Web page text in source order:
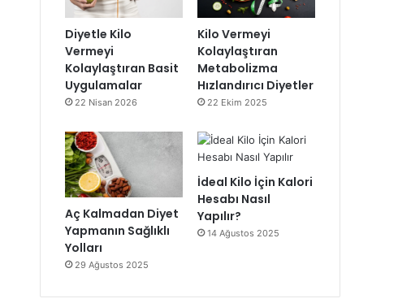
Diyetle Kilo
Vermeyi
Kolaylaştıran Basit
Uygulamalar
22 Nisan 2026
Kilo Vermeyi
Kolaylaştıran
Metabolizma
Hızlandırıcı Diyetler
22 Ekim 2025
Aç Kalmadan Diyet
Yapmanın Sağlıklı
Yolları
29 Ağustos 2025
İdeal Kilo İçin Kalori
Hesabı Nasıl
Yapılır?
14 Ağustos 2025